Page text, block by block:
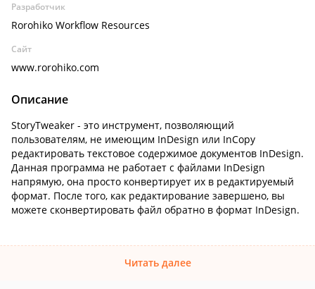
Разработчик
Rorohiko Workflow Resources
Сайт
www.rorohiko.com
Описание
StoryTweaker - это инструмент, позволяющий
пользователям, не имеющим InDesign или InCopy
редактировать текстовое содержимое документов InDesign.
Данная программа не работает с файлами InDesign
напрямую, она просто конвертирует их в редактируемый
формат. После того, как редактирование завершено, вы
можете сконвертировать файл обратно в формат InDesign.
Читать далее